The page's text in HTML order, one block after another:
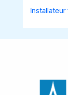
Installateur